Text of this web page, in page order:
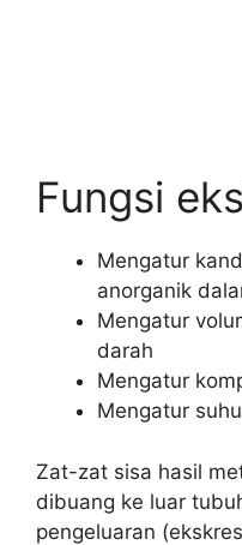
Fungsi
Mengatur
anorganik
Mengatur
darah
Mengatur
Mengatur
Zat-zat sisa hasil
dibuang ke luar
pengeluaran